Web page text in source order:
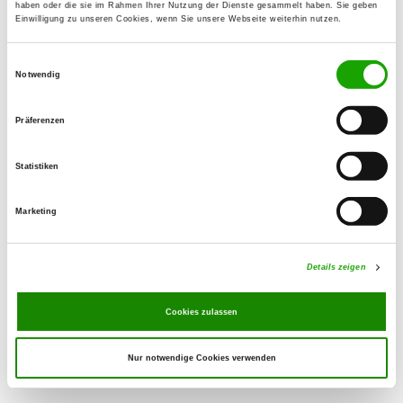
haben oder die sie im Rahmen Ihrer Nutzung der Dienste gesammelt haben. Sie geben
Einwilligung zu unseren Cookies, wenn Sie unsere Webseite weiterhin nutzen.
Notwendig
Präferenzen
Statistiken
Marketing
Details zeigen
Cookies zulassen
Nur notwendige Cookies verwenden
OG - Oberkirch i.R.Baden
Details
Butschbacher Str. 48 B
Details
Allmendgrün
OG - Urloffen/Baden
77767 Appenweier-Urloffen